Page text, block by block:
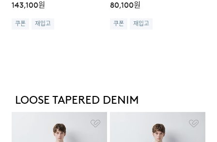
143,100원
쿠폰 재입고
80,100원
쿠폰 재입고
LOOSE TAPERED DENIM